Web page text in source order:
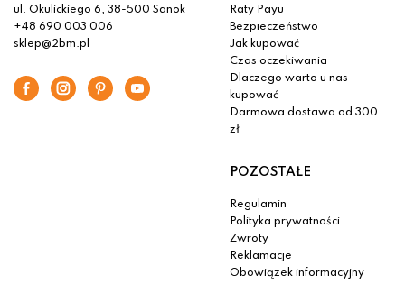
ul. Okulickiego 6, 38-500 Sanok
+48 690 003 006
sklep@2bm.pl
Raty Payu
Bezpieczeństwo
Jak kupować
Czas oczekiwania
Dlaczego warto u nas
kupować
Darmowa dostawa od 300
zł
POZOSTAŁE
Regulamin
Polityka prywatności
Zwroty
Reklamacje
Obowiązek informacyjny